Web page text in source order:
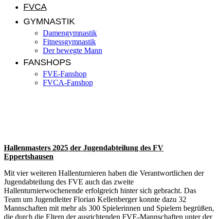
FVCA
GYMNASTIK
Damengymnastik
Fitnessgymnastik
Der bewegte Mann
FANSHOPS
FVE-Fanshop
FVCA-Fanshop
Hallenmasters 2025 der Jugendabteilung des FV
Eppertshausen
Mit vier weiteren Hallenturnieren haben die Verantwortlichen der
Jugendabteilung des FVE auch das zweite
Hallenturnierwochenende erfolgreich hinter sich gebracht. Das
Team um Jugendleiter Florian Kellenberger konnte dazu 32
Mannschaften mit mehr als 300 Spielerinnen und Spielern begrüßen,
die durch die Eltern der ausrichtenden FVE-Mannschaften unter der